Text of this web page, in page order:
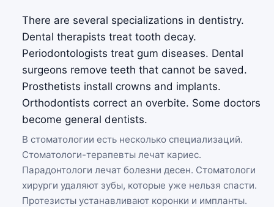
There are several specializations in dentistry.
Dental therapists treat tooth decay.
Periodontologists treat gum diseases. Dental
surgeons remove teeth that cannot be saved.
Prosthetists install crowns and implants.
Orthodontists correct an overbite. Some doctors
become general dentists.
В стоматологии есть несколько специализаций.
Стоматологи-терапевты лечат кариес.
Парадонтологи лечат болезни десен. Стоматологи
хирурги удаляют зубы, которые уже нельзя спасти.
Протезисты устанавливают коронки и импланты.